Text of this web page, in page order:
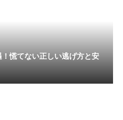
慌てない正しい逃げ方と安